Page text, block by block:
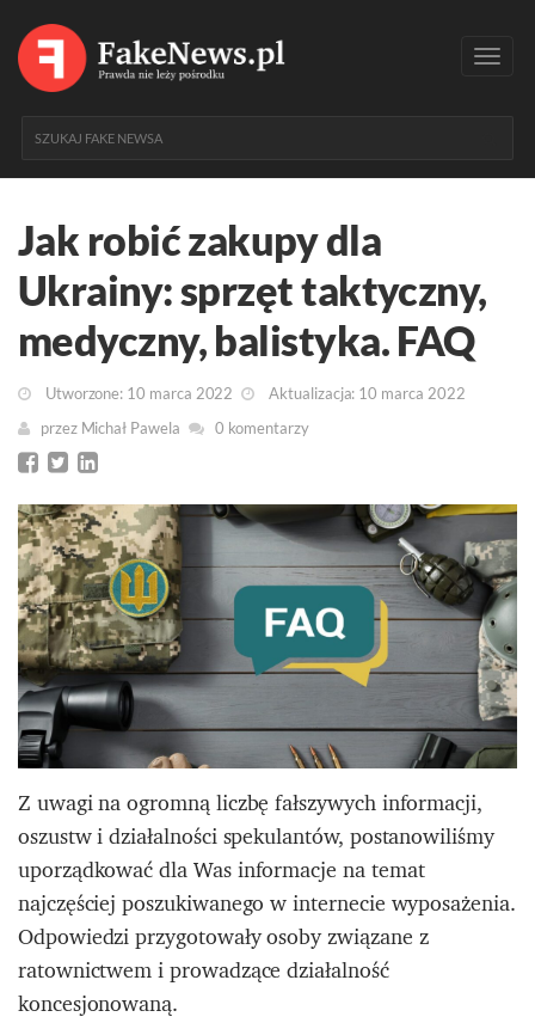
Jak robić zakupy dla
Ukrainy: sprzęt taktyczny,
medyczny, balistyka. FAQ
Utworzone: 10 marca 2022
Aktualizacja: 10 marca 2022
przez Michał Pawela 0 komentarzy
Z uwagi na ogromną liczbę fałszywych informacji,
oszustw i działalności spekulantów, postanowiliśmy
uporządkować dla Was informacje na temat
najczęściej poszukiwanego w internecie wyposażenia.
Odpowiedzi przygotowały osoby związane z
ratownictwem i prowadzące działalność
koncesjonowaną.